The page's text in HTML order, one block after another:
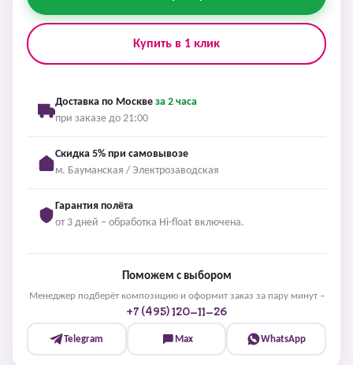
Купить в 1 клик
Доставка по Москве за 2 часа
при заказе до 21:00
Скидка 5% при самовывозе
м. Бауманская / Электрозаводская
Гарантия полёта
от 3 дней – обработка Hi-float включена.
Поможем с выбором
Менеджер подберёт композицию и оформит заказ за пару минут –
+7 (495) 120-11-26
Telegram Max WhatsApp